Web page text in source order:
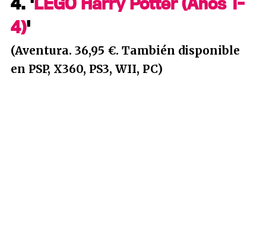
4)'
(Aventura. 36,95 €. También disponible
en PSP, X360, PS3, WII, PC)